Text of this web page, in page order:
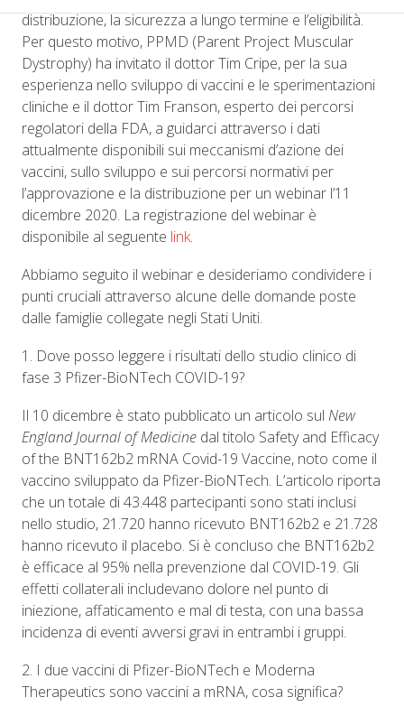
distribuzione, la sicurezza a lungo termine e l’eligibilità.
Per questo motivo, PPMD (Parent Project Muscular
Dystrophy) ​​ha invitato il dottor Tim Cripe, per la sua
esperienza nello sviluppo di vaccini e le sperimentazioni
cliniche e il dottor Tim Franson, esperto dei percorsi
regolatori della FDA, a guidarci attraverso i dati
attualmente disponibili sui meccanismi d’azione dei
vaccini, sullo sviluppo e sui percorsi normativi per
l’approvazione e la distribuzione per un webinar l’11
dicembre 2020. La registrazione del webinar è
disponibile al seguente link.
Abbiamo seguito il webinar e desideriamo condividere i
punti cruciali attraverso alcune delle domande poste
dalle famiglie collegate negli Stati Uniti.
1. Dove posso leggere i risultati dello studio clinico di
fase 3 Pfizer-BioNTech COVID-19?
Il 10 dicembre è stato pubblicato un articolo sul New
England Journal of Medicine dal titolo Safety and Efficacy
of the BNT162b2 mRNA Covid-19 Vaccine, noto come il
vaccino sviluppato da Pfizer-BioNTech. L’articolo riporta
che un totale di 43.448 partecipanti sono stati inclusi
nello studio, 21.720 hanno ricevuto BNT162b2 e 21.728
hanno ricevuto il placebo. Si è concluso che BNT162b2
è efficace al 95% nella prevenzione dal COVID-19. Gli
effetti collaterali includevano dolore nel punto di
iniezione, affaticamento e mal di testa, con una bassa
incidenza di eventi avversi gravi in entrambi i gruppi.
2. I due vaccini di Pfizer-BioNTech e Moderna
Therapeutics sono vaccini a mRNA, cosa significa?